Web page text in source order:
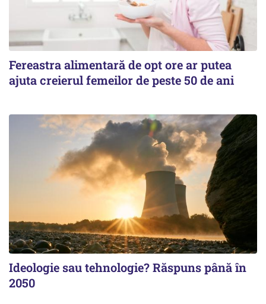
Fereastra alimentară de opt ore ar putea
ajuta creierul femeilor de peste 50 de ani
Ideologie sau tehnologie? Răspuns până în
2050